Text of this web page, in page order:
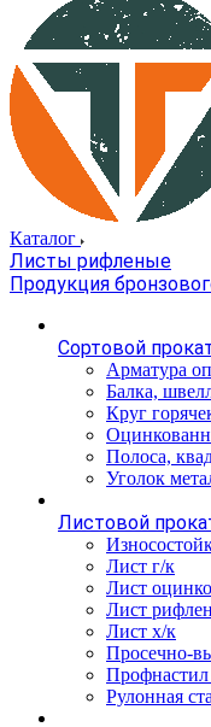
Каталог
Листы рифленые
Продукция
Сортовой
Арматура
Балка,
Круг
Полоса,
Уголок
Листовой
Лист г/к
Лист
Лист
Лист х/к
Просечно-
Рулонная